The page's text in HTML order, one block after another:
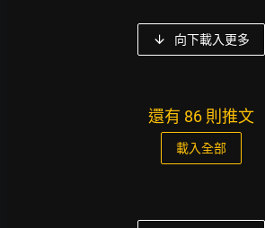
向下載入更多
還有 86 則推文
載入全部